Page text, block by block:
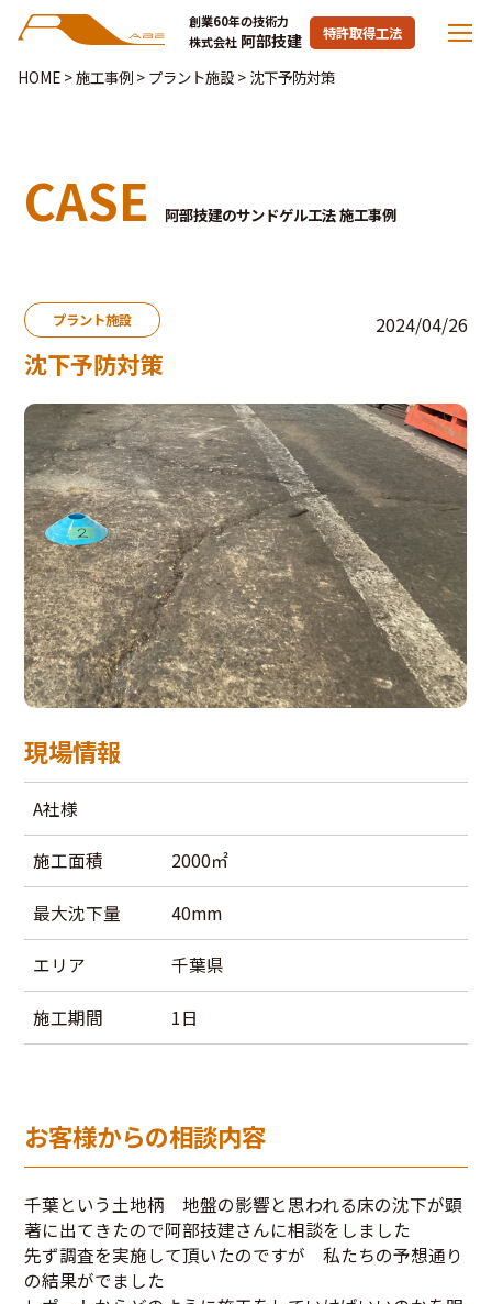
創業60年の技術力
株式会社 阿部技建 特許取得工法
HOME>施工事例> プラント施設> 沈下予防対策
CASE 阿部技建のサンドゲル工法 施工事例
プラント施設 2024/04/26
沈下予防対策
現場情報
A社様
施工面積 2000㎡
最大沈下量 40mm
エリア 千葉県
施工期間 1日
お客様からの相談内容
千葉という土地柄 地盤の影響と思われる床の沈下が顕
著に出てきたので阿部技建さんに相談をしました
先ず調査を実施して頂いたのですが 私たちの予想通り
の結果がでました